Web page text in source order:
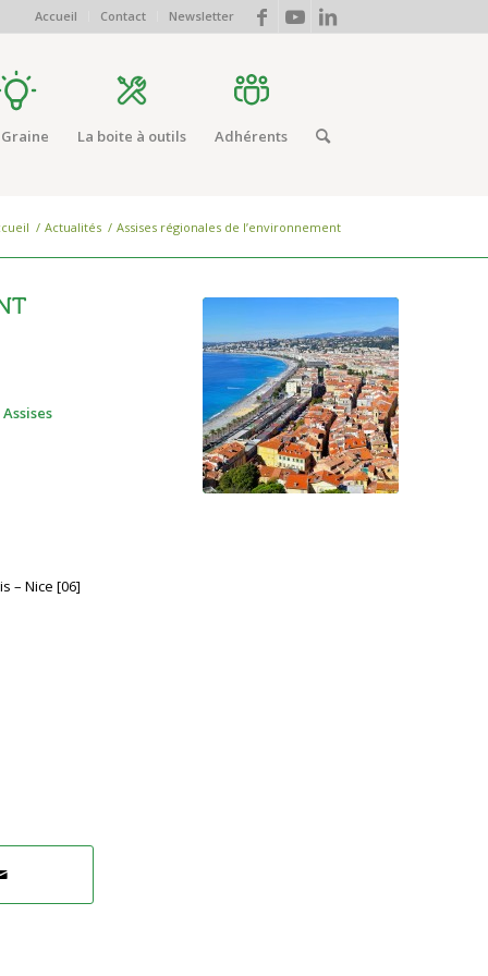
Accueil Contact Newsletter
La boite à outils Adhérents
/ Actualités / Assises régionales de l’environnement
Assises
– Nice [06]